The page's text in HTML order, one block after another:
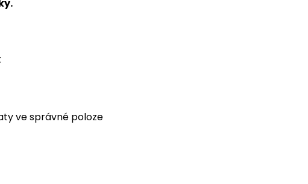
ve správné poloze